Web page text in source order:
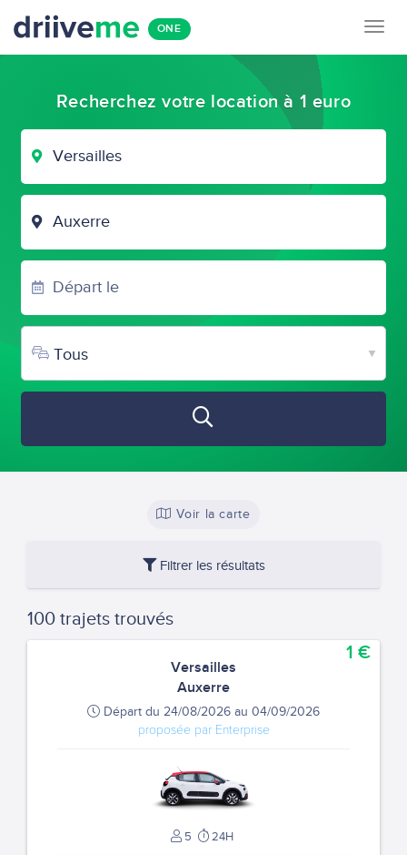
ONE
Recherchez votre location à 1 euro
Voir la carte
Filtrer les résultats
100 trajets trouvés
Versailles
Auxerre
Départ du 24/08/2026 au 04/09/2026
proposée par Enterprise
5 24H
1 €